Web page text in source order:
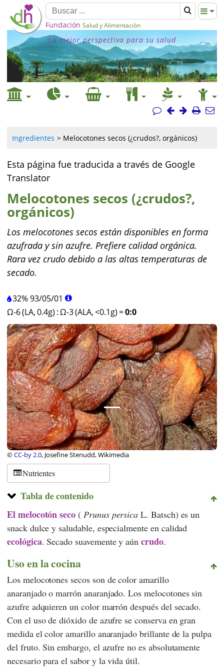
Fundación Salud y Alimentación
La mejor perspectiva para su salud
Ingredientes Melocotones secos (¿crudos?, orgánicos)
Esta página fue traducida a través de Google
Translator
Melocotones secos (¿crudos?,
orgánicos)
Los melocotones secos están disponibles en forma
azufrada y sin azufre. Prefiere calidad orgánica.
Rara vez crudo debido a las altas temperaturas de
secado.
32%93/05/01
Ω-6 (LA, 0.4g) :Ω-3 (ALA, <0.1g) =0:0
©CC-by 2.0, Josefine Stenudd, Wikimedia
Nutrientes
Tabla de contenido
El melocotón seco ( Prunus persica L. Batsch) es un
snack dulce y saludable, especialmente en calidad
ecológica. Secado suavemente y aúncrudo.
Uso en la cocina
Los melocotones secos son de color amarillo
anaranjado o marrón anaranjado. Los melocotones sin
azufre adquieren un color marrón después del secado.
Con el uso de dióxido de azufre se conserva en gran
medida el color amarillo anaranjado brillante de la pulpa
del fruto. Sin embargo, el azufre no es absolutamente
necesario para el sabor y la vida útil.